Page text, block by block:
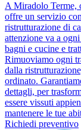
A Miradolo Terme,
offre un servizio
ristrutturazione di
attenzione va a
bagni e cucine e
Rimuoviamo ogni
dalla
ordinato.
dettagli, per
essere vissuti
mantenere le tue
Richiedi preventivo